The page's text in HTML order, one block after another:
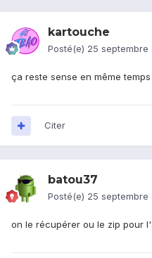
kartouche
Posté(e) 25 septembre
ça reste sense en même
Citer
batou37
Posté(e) 25 septembre
on le récupérer ou le zip pour